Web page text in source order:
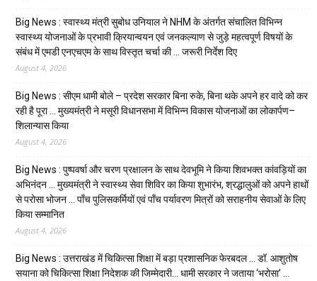
Big News : स्वास्थ्य मंत्री सुबोध उनियाल ने NHM के अंतर्गत संचालित विभिन्न
स्वास्थ्य योजनाओं के प्रभावी क्रियान्वयन एवं जनकल्याण से जुड़े महत्वपूर्ण विषयों के
संबंध में एमडी एनएचएम के साथ विस्तृत चर्चा की … जरूरी निर्देश दिए
August 4, 2026
Big News : सीएम धामी बोले – प्रदेश सरकार बिना रुके, बिना थके अपने हर वादे को कर
रही है पूरा … मुख्यमंत्री ने मसूरी विधानसभा में विभिन्न विकास योजनाओं का लोकार्पण–
शिलान्यास किया
August 4, 2026
Big News : पुष्पवर्षा और चरण प्रक्षालन के साथ देवभूमि ने किया शिवभक्त कांवड़ियों का
अभिनंदन … मुख्यमंत्री ने स्वास्थ्य सेवा शिविर का किया शुभारंभ, श्रद्धालुओं को अपने हाथों
से परोसा भोजन … पाँच पुलिसकर्मियों एवं पाँच पर्यावरण मित्रों को सराहनीय सेवाओं के लिए
किया सम्मानित
August 4, 2026
Big News : उत्तराखंड में चिकित्सा शिक्षा में बड़ा प्रशासनिक फेरबदल … डॉ. आशुतोष
सयाना को चिकित्सा शिक्षा निदेशक की जिम्मेदारी… धामी सरकार ने जताया ‘भरोसा’ …